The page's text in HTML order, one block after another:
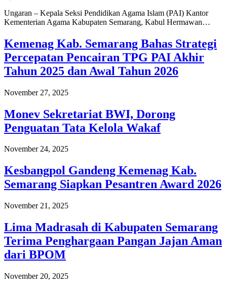
Ungaran – Kepala Seksi Pendidikan Agama Islam (PAI) Kantor
Kementerian Agama Kabupaten Semarang, Kabul Hermawan…
Kemenag Kab. Semarang Bahas Strategi
Percepatan Pencairan TPG PAI Akhir
Tahun 2025 dan Awal Tahun 2026
November 27, 2025
Monev Sekretariat BWI, Dorong
Penguatan Tata Kelola Wakaf
November 24, 2025
Kesbangpol Gandeng Kemenag Kab.
Semarang Siapkan Pesantren Award 2026
November 21, 2025
Lima Madrasah di Kabupaten Semarang
Terima Penghargaan Pangan Jajan Aman
dari BPOM
November 20, 2025